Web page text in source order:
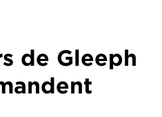
de Gleeph